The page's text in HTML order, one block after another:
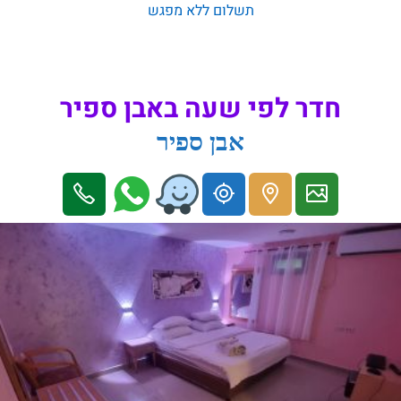
תשלום ללא מפגש
חדר לפי שעה באבן ספיר
אבן ספיר